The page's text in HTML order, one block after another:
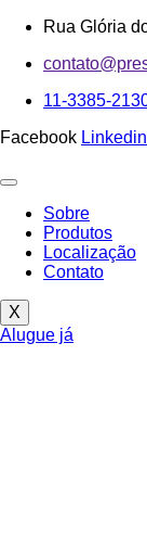
Rua Glória
11-3385-
Facebook Linkedin
Sobre
Produtos
Localização
Contato
X
Alugue já